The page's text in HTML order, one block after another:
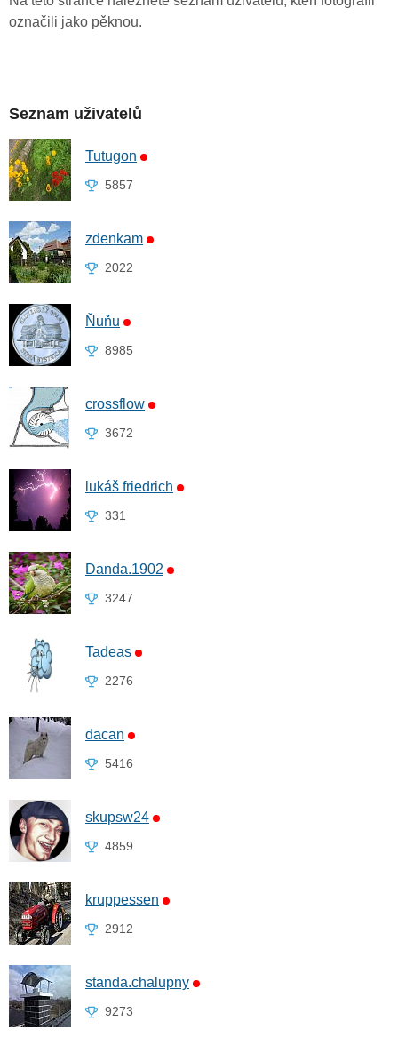
označili jako pěknou.
Seznam uživatelů
Tutugon
5857
zdenkam
2022
Ňuňu
8985
crossflow
3672
lukáš friedrich
331
Danda.1902
3247
Tadeas
2276
dacan
5416
skupsw24
4859
kruppessen
2912
standa.chalupny
9273